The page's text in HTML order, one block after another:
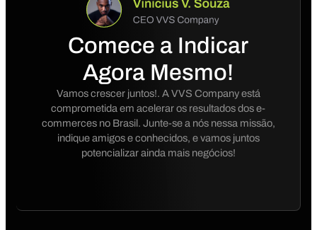
Comece a Indicar
Agora Mesmo!
Vamos crescer juntos!. A VVS Company está
comprometida em acelerar os resultados dos e-
commerces no Brasil. Junte-se a nós nessa missão,
indique amigos e conhecidos, e vamos juntos
potencializar ainda mais negócios!